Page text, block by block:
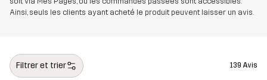
Numéro
14178_2001
Ainsi, seuls les clients ayant acheté le produit peuvent laisser un avis.
Filtrer et trier 139 Avis